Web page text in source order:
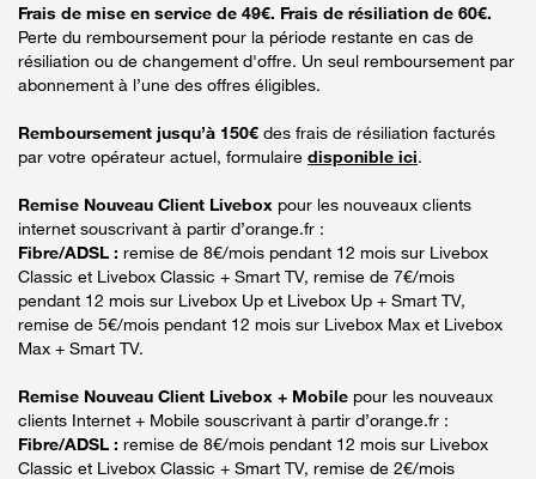
Frais de mise en service de 49€. Frais de résiliation de 60€.
Perte du remboursement pour la période restante en cas de
résiliation ou de changement d'offre. Un seul remboursement par
abonnement à l’une des offres éligibles.
Remboursement jusqu’à 150€ des frais de résiliation facturés
par votre opérateur actuel, formulaire disponible ici.
Remise Nouveau Client Livebox pour les nouveaux clients
internet souscrivant à partir d’orange.fr :
Fibre/ADSL : remise de 8€/mois pendant 12 mois sur Livebox
Classic et Livebox Classic + Smart TV, remise de 7€/mois
pendant 12 mois sur Livebox Up et Livebox Up + Smart TV,
remise de 5€/mois pendant 12 mois sur Livebox Max et Livebox
Max + Smart TV.
Remise Nouveau Client Livebox + Mobile pour les nouveaux
clients Internet + Mobile souscrivant à partir d’orange.fr :
Fibre/ADSL : remise de 8€/mois pendant 12 mois sur Livebox
Classic et Livebox Classic + Smart TV, remise de 2€/mois